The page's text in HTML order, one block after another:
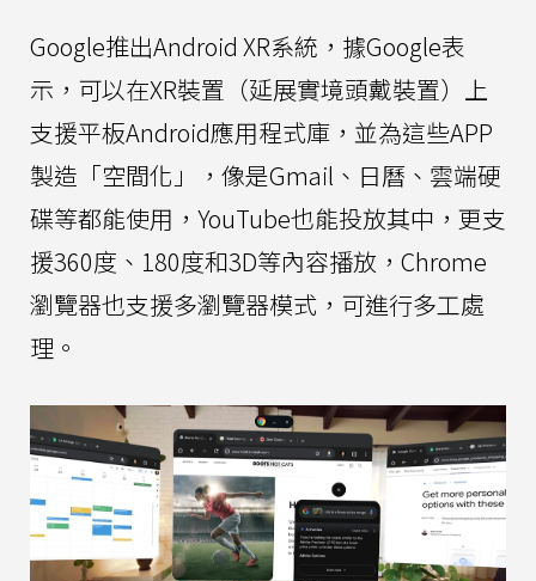
Google推出Android XR系統，據Google表
示，可以在XR裝置（延展實境頭戴裝置）上
支援平板Android應用程式庫，並為這些APP
製造「空間化」，像是Gmail、日曆、雲端硬
碟等都能使用，YouTube也能投放其中，更支
援360度、180度和3D等內容播放，Chrome
瀏覽器也支援多瀏覽器模式，可進行多工處
理。